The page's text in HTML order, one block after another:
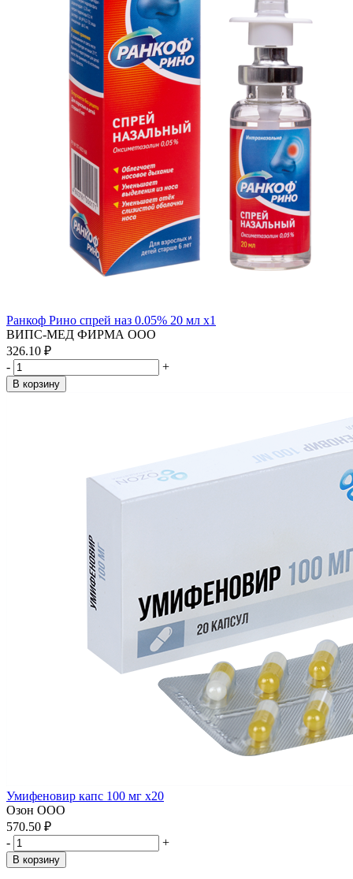
Ранкоф Рино спрей наз 0.05% 20 мл x1
ВИПС-МЕД ФИРМА ООО
326.10 ₽
-
+
В корзину
Умифеновир капс 100 мг x20
Озон ООО
570.50 ₽
-
+
В корзину